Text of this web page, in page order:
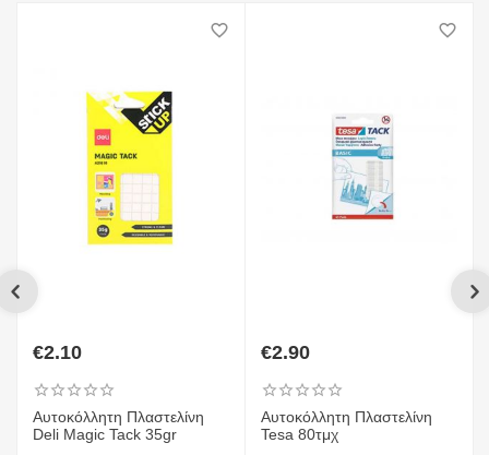
€2.10
Αυτοκόλλητη Πλαστελίνη
Deli Magic Tack 35gr
€2.90
Αυτοκόλλητη Πλαστελίνη
Tesa 80τμχ